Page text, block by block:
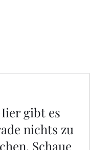
gibt es
nichts zu
Schaue